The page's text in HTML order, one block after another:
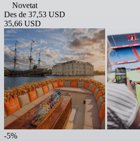
Novetat
Des de 37,53 USD
35,66 USD
-5%